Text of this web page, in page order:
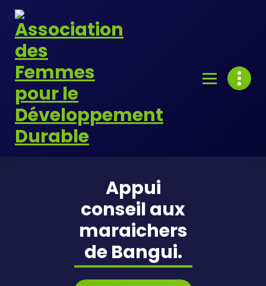
Skip
content
Appui
conseil aux
maraichers
de Bangui.